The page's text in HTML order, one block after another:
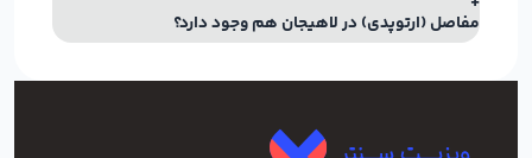
مفاصل (ارتوپدی) در لاهیجان هم وجود دارد؟